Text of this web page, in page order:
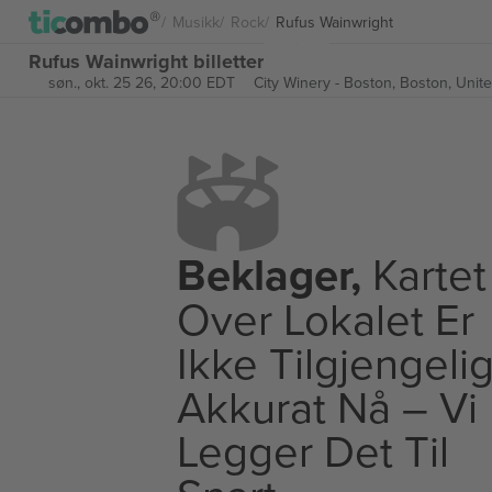
Musikk Rock Rufus Wainwright
Rufus Wainwright billetter
søn., okt. 25 26, 20:00 EDT City Winery - Boston, Boston,
Beklager, Kartet
Over Lokalet Er
Ikke Tilgjengelig
Akkurat Nå – Vi
Legger Det Til